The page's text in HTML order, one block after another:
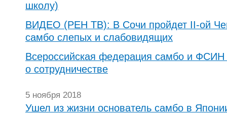
школу)
ВИДЕО (РЕН ТВ): В Сочи пройдет II-ой
самбо слепых и слабовидящих
Всероссийская федерация самбо и ФСИН
о сотрудничестве
5 ноября 2018
Ушел из жизни основатель самбо в